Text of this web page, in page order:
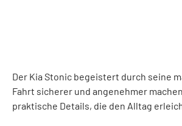
Der Kia Stonic begeistert durch seine
Fahrt sicherer und angenehmer
praktische Details, die den Alltag